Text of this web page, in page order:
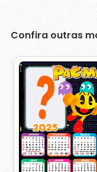
Confira outras